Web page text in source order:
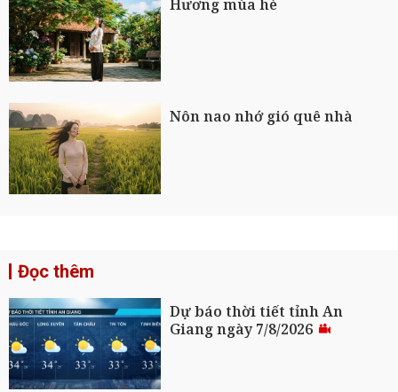
Hương mùa hè
Nôn nao nhớ gió quê nhà
Đọc thêm
Dự báo thời tiết tỉnh An
Giang ngày 7/8/2026